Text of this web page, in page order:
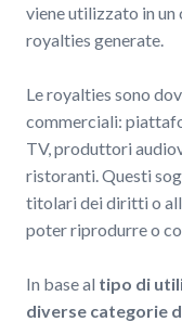
viene utilizzato in
royalties generate.
Le royalties sono
commerciali:
TV, produttori
ristoranti. Questi
titolari dei diritti o
poter riprodurre o
In base al tipo di
diverse categorie